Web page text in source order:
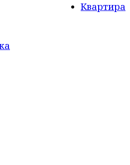
Квартира